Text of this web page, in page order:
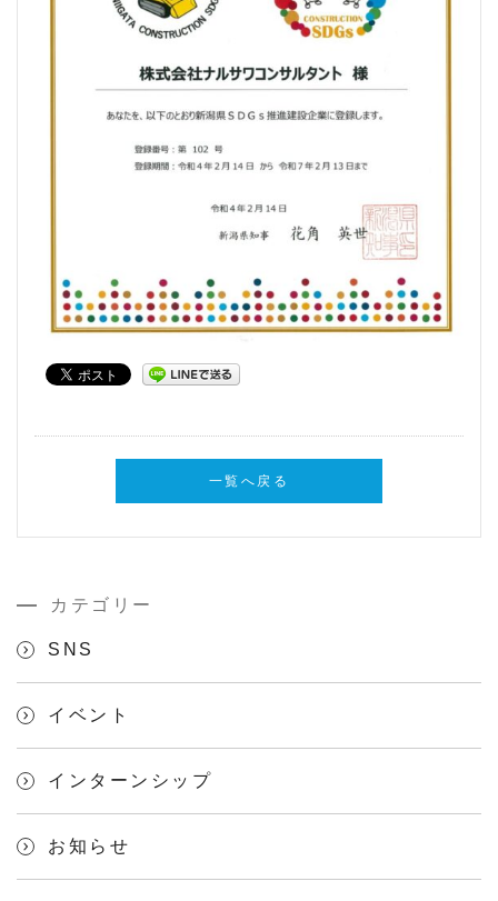
一覧へ戻る
カテゴリー
SNS
イベント
インターンシップ
お知らせ